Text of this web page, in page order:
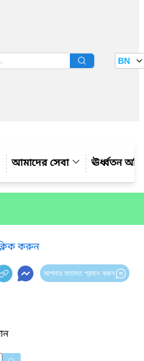
বাতায়ন BN
আমাদের সেবা ঊর্ধ্বতন
করুন
আপনার মতামত প্রদান করুন